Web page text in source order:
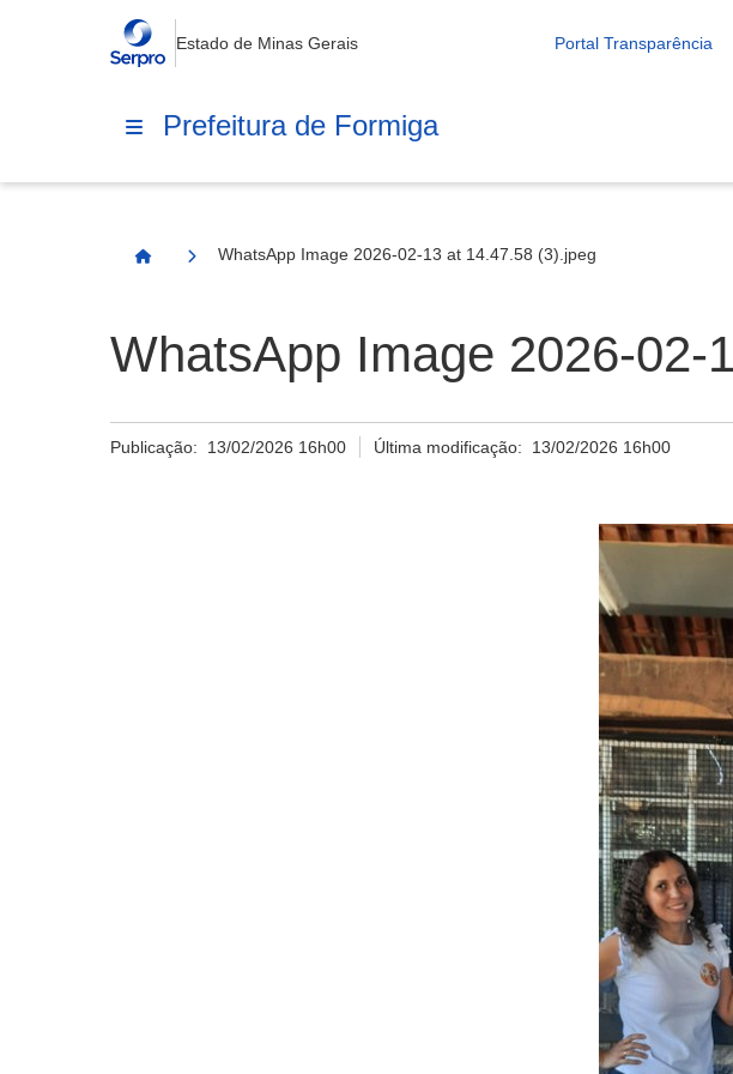
Estado de Minas Gerais Portal Transparência
Prefeitura de Formiga
Página Inicial
WhatsApp Image 2026-02-13 at 14.47.58 (3).jpeg
WhatsApp Image 2026-02-
Publicação: 13/02/2026 16h00 Última modificação: 13/02/2026 16h00